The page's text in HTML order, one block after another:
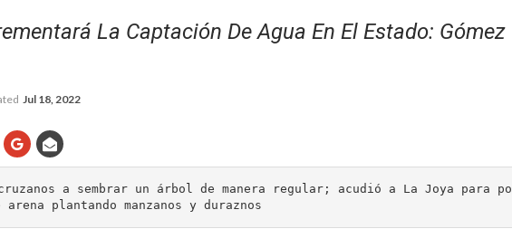
La Captación De Agua En El Estado: Gómez
Jul 18, 2022
a sembrar un árbol de manera regular; acudió a La Joya para po
plantando manzanos y duraznos